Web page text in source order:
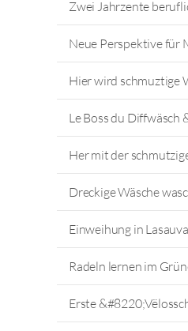
Zwei Jahrzente
Neue Perspektive für
Hier wird schmuztige
Le Boss du
Her mit der
Dreckige Wäsche
Einweihung in
Radeln lernen im
Erste